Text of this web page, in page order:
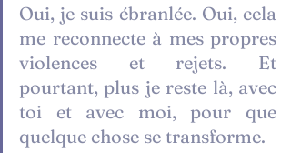
Oui, je suis ébranlée. Oui, cela
me reconnecte à mes propres
violences et rejets. Et
pourtant, plus je reste là, avec
toi et avec moi, pour que
quelque chose se transforme.